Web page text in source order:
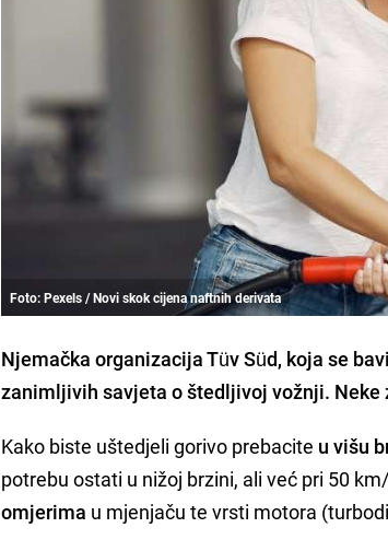
Foto: Pexels / Novi skok cijena naftnih derivata
Njemačka organizacija Tüv Süd, koja se
zanimljivih savjeta o štedljivoj vožnji. Neke
Kako biste uštedjeli gorivo prebacite u višu
potrebu ostati u nižoj brzini, ali već pri 50
omjerima u mjenjaču te vrsti motora